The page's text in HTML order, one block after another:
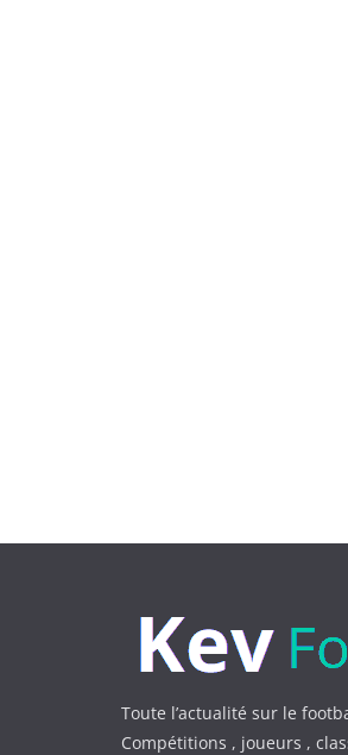
Toute l’actualité sur le
Compétitions , joueurs ,